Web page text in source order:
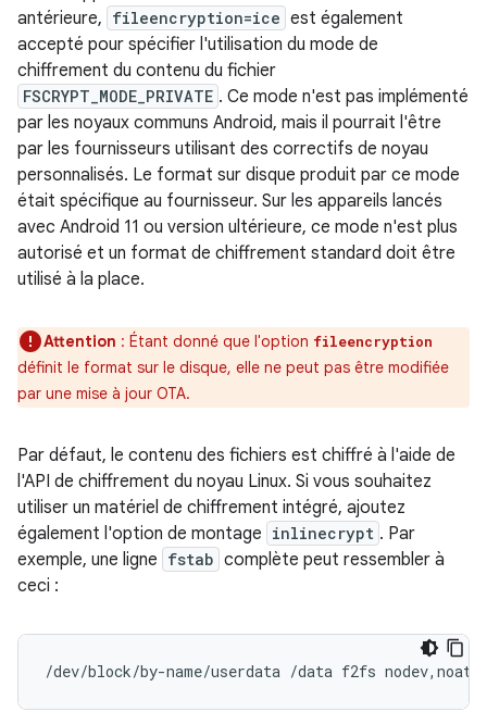
antérieure, fileencryption=ice est également
accepté pour spécifier l'utilisation du mode de
chiffrement du contenu du fichier
FSCRYPT_MODE_PRIVATE . Ce mode n'est pas implémenté
par les noyaux communs Android, mais il pourrait l'être
par les fournisseurs utilisant des correctifs de noyau
personnalisés. Le format sur disque produit par ce mode
était spécifique au fournisseur. Sur les appareils lancés
avec Android 11 ou version ultérieure, ce mode n'est plus
autorisé et un format de chiffrement standard doit être
utilisé à la place.
Attention : Étant donné que l'option fileencryption
définit le format sur le disque, elle ne peut pas être modifiée
par une mise à jour OTA.
Par défaut, le contenu des fichiers est chiffré à l'aide de
l'API de chiffrement du noyau Linux. Si vous souhaitez
utiliser un matériel de chiffrement intégré, ajoutez
également l'option de montage inlinecrypt . Par
exemple, une ligne fstab complète peut ressembler à
ceci :
/dev/block/by-name/userdata /data f2fs